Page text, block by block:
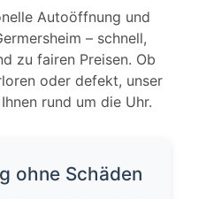
Autoöffnung und
– schnell,
zu fairen Preisen. Ob
oder defekt, unser
rund um die Uhr.
ohne Schäden